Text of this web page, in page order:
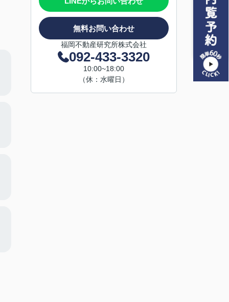
無料お問い合わせ
福岡不動産研究所株式会社
092-433-3320
10:00~18:00
（休：水曜日）